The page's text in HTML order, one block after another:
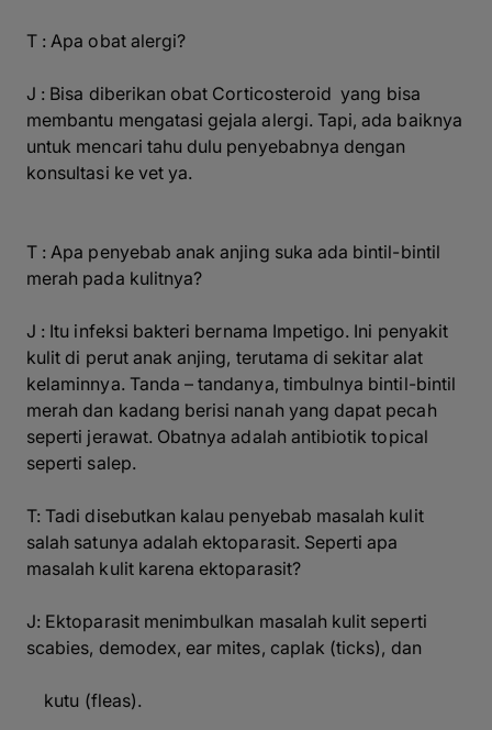
T : Apa obat alergi?
J : Bisa diberikan obat Corticosteroid yang bisa
membantu mengatasi gejala alergi. Tapi, ada baiknya
untuk mencari tahu dulu penyebabnya dengan
konsultasi ke vet ya.
T : Apa penyebab anak anjing suka ada bintil-bintil
merah pada kulitnya?
J : Itu infeksi bakteri bernama Impetigo. Ini penyakit
kulit di perut anak anjing, terutama di sekitar alat
kelaminnya. Tanda – tandanya, timbulnya bintil-bintil
merah dan kadang berisi nanah yang dapat pecah
seperti jerawat. Obatnya adalah antibiotik topical
seperti salep.
T: Tadi disebutkan kalau penyebab masalah kulit
salah satunya adalah ektoparasit. Seperti apa
masalah kulit karena ektoparasit?
J: Ektoparasit menimbulkan masalah kulit seperti
scabies, demodex, ear mites, caplak (ticks), dan
kutu (fleas).